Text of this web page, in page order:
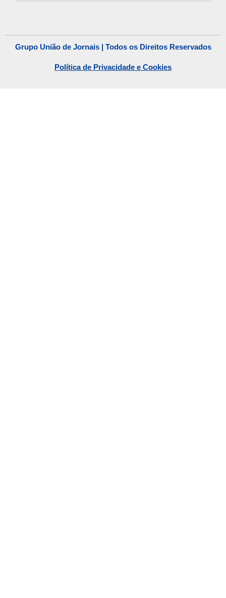
Grupo União de Jornais | Todos os Direitos Reservados
Política de Privacidade e Cookies